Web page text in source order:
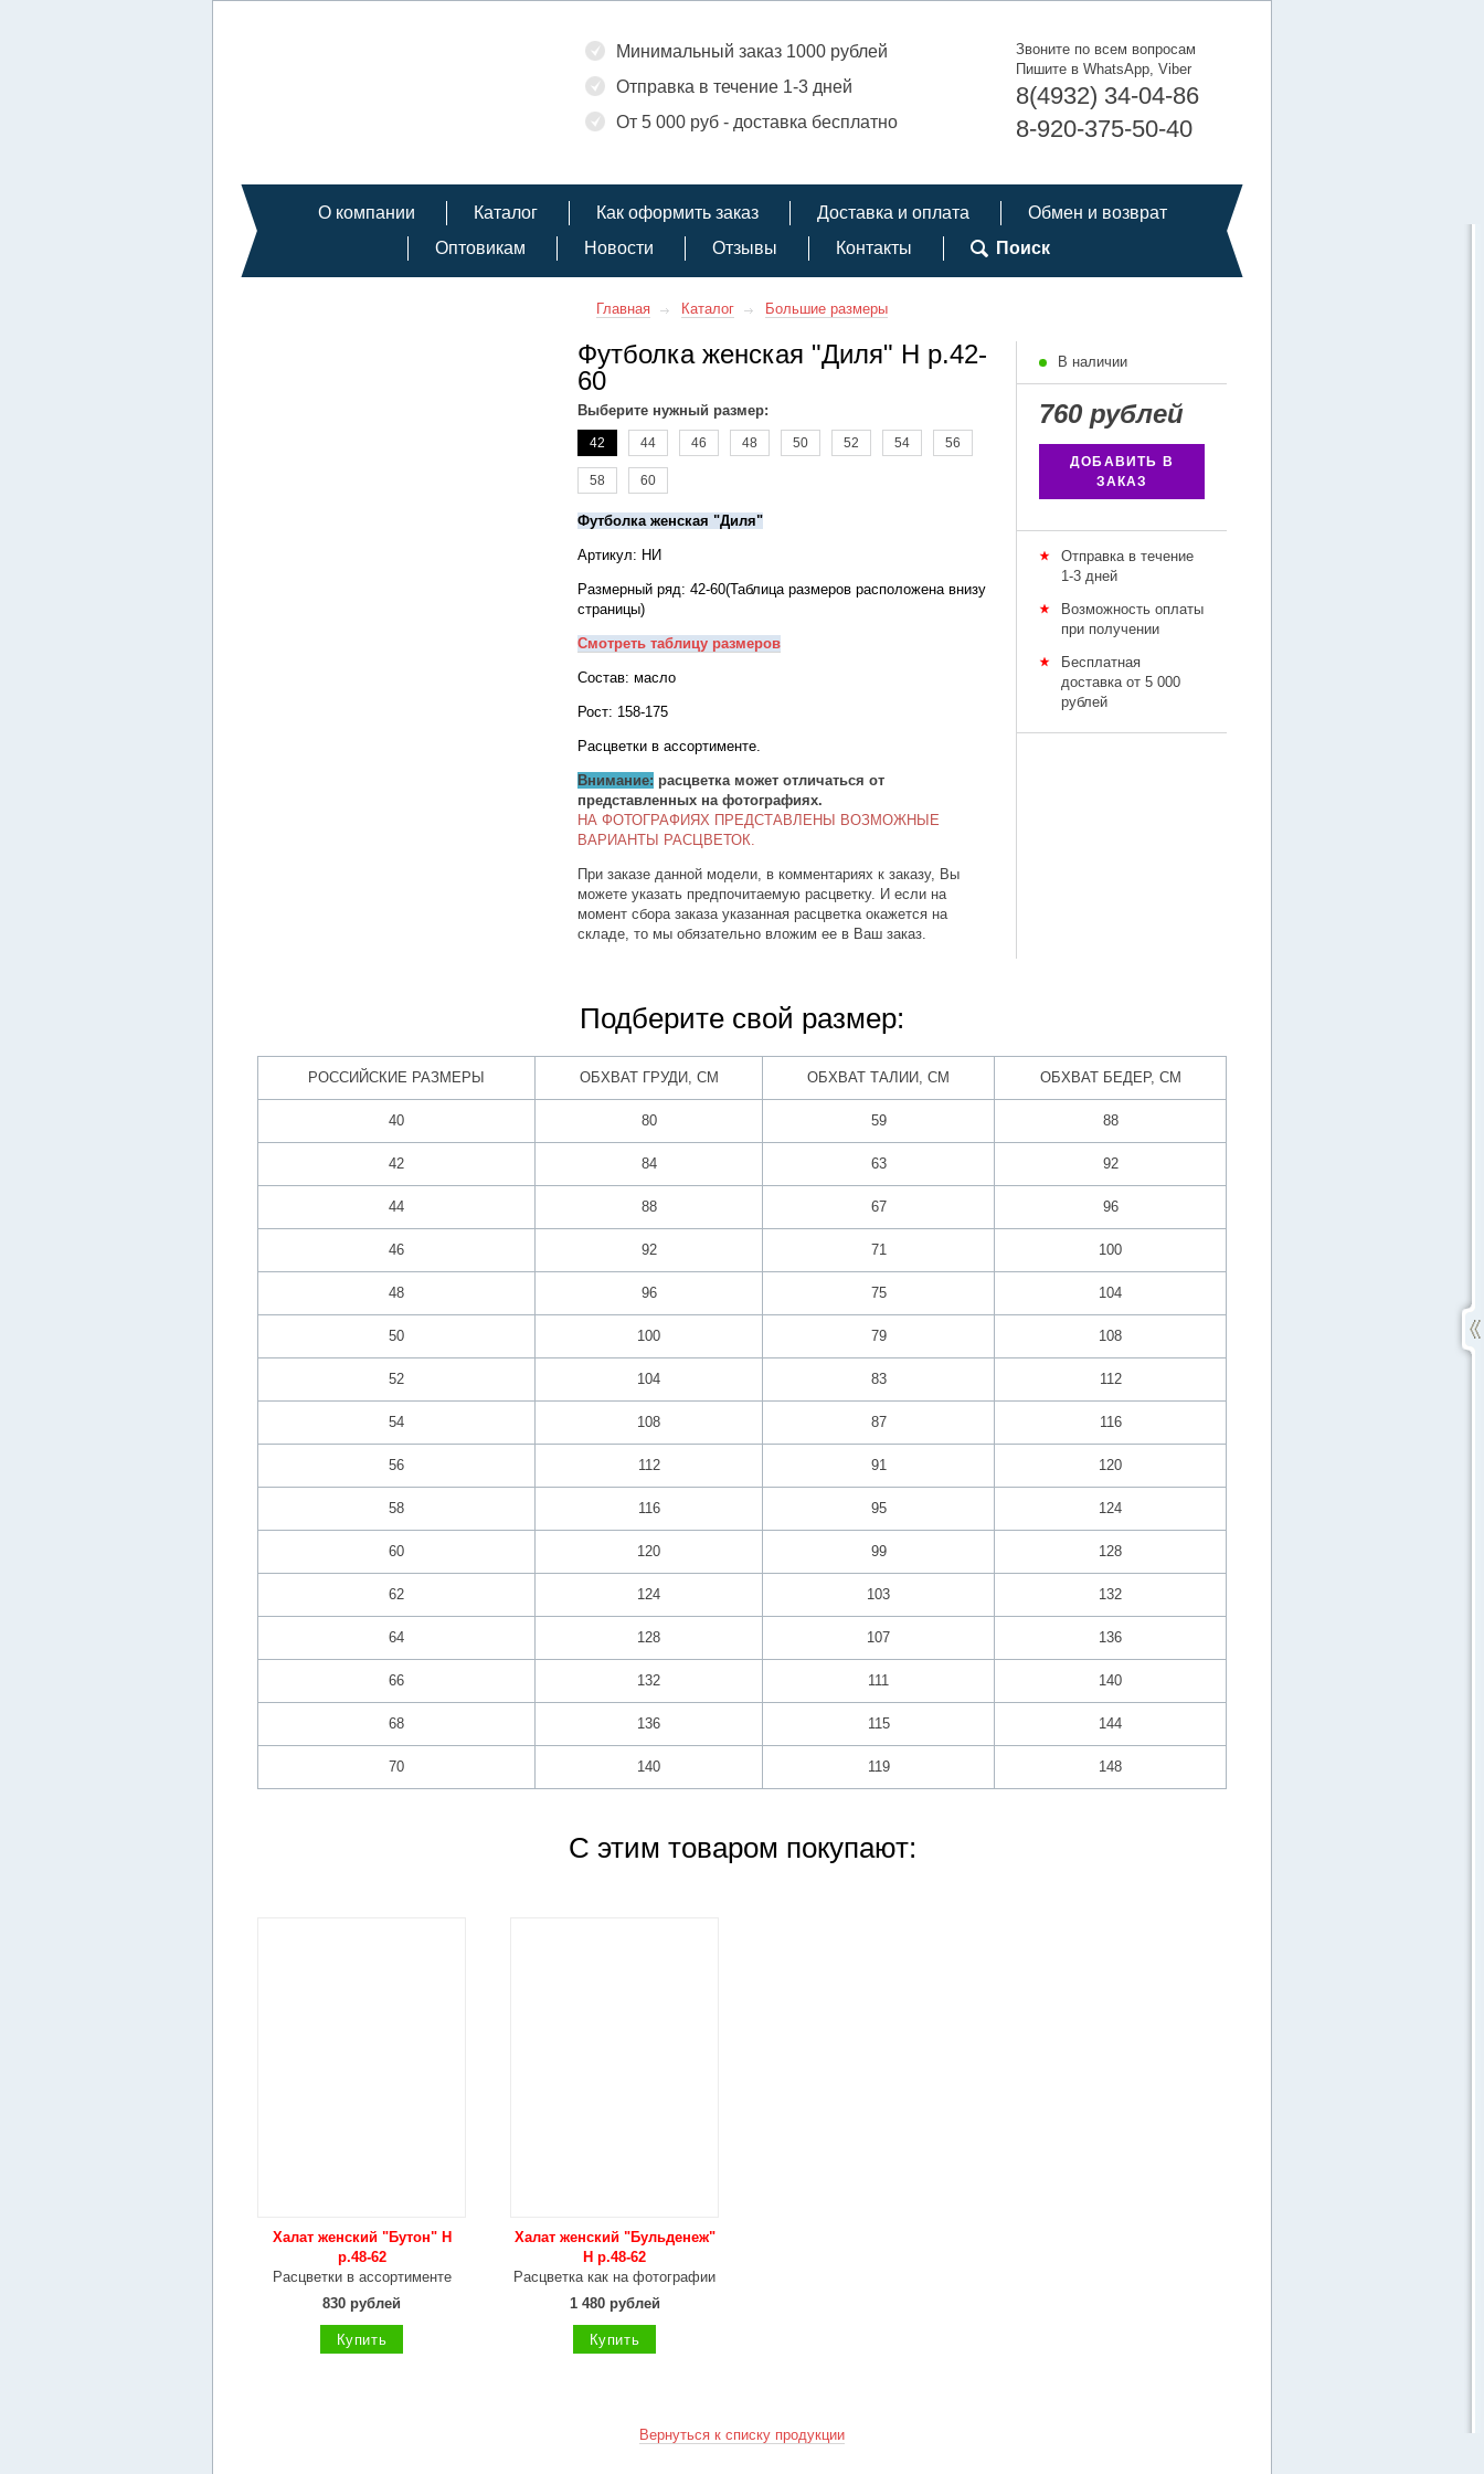
Минимальный заказ 1000 рублей
Отправка в течение 1-3 дней
От 5 000 руб - доставка бесплатно
Звоните по всем вопросам
Пишите в WhatsApp, Viber
8(4932) 34-04-86
8-920-375-50-40
О компании Каталог Как оформить заказ Доставка и оплата
Обмен и возврат
Оптовикам
Новости Отзывы Контакты Поиск
Главная Каталог Большие размеры
Футболка женская "Диля" Н р.42-
60
Выберите нужный размер:
42 44 46 48 50 52 54 56
58 60
Футболка женская "Диля"
Артикул: НИ
Размерный ряд: 42-60(Таблица размеров расположена внизу
страницы)
Смотреть таблицу размеров
Состав: масло
Рост: 158-175
Расцветки в ассортименте.
Внимание: расцветка может отличаться от
представленных на фотографиях.
НА ФОТОГРАФИЯХ ПРЕДСТАВЛЕНЫ ВОЗМОЖНЫЕ
ВАРИАНТЫ РАСЦВЕТОК.
При заказе данной модели, в комментариях к заказу, Вы
можете указать предпочитаемую расцветку. И если на
момент сбора заказа указанная расцветка окажется на
складе, то мы обязательно вложим ее в Ваш заказ.
В наличии
760 рублей
ДОБАВИТЬ В
ЗАКАЗ
Отправка в течение
1-3 дней
Возможность оплаты
при получении
Бесплатная
доставка от 5 000
рублей
Подберите свой размер:
РОССИЙСКИЕ РАЗМЕРЫ ОБХВАТ ГРУДИ, СМ ОБХВАТ ТАЛИИ, СМ ОБХВАТ БЕДЕР, СМ
40 80 59 88
42 84 63 92
44 88 67 96
46 92 71 100
48 96 75 104
50 100 79 108
52 104 83 112
54 108 87 116
56 112 91 120
58 116 95 124
60 120 99 128
62 124 103 132
64 128 107 136
66 132 111 140
68 136 115 144
70 140 119 148
С этим товаром покупают:
Халат женский "Бутон" Н
р.48-62
Расцветки в ассортименте
830 рублей
Купить
Халат женский "Бульденеж"
Н р.48-62
Расцветка как на фотографии
1 480 рублей
Купить
Вернуться к списку продукции